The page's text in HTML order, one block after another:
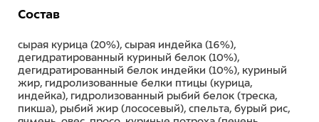
Состав
сырая курица (20%), сырая индейка (16%),
дегидратированный куриный белок (10%),
дегидратированный белок индейки (10%), куриный
жир, гидролизованные белки птицы (курица,
индейка), гидролизованный рыбий белок (треска,
пикша), рыбий жир (лососевый), спельта, бурый рис,